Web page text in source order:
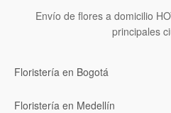
Envío de flores a domicilio
principales
Floristería en Bogotá
Floristería en Medellín